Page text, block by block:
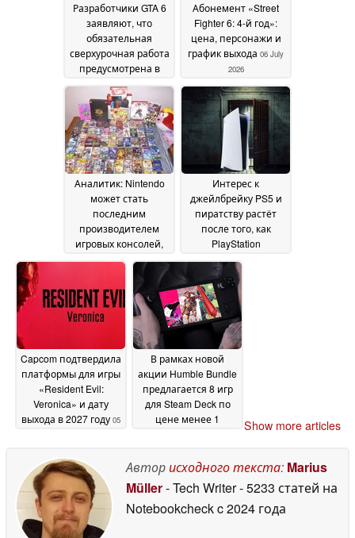
Разработчики GTA 6
заявляют, что
обязательная
сверхурочная работа
предусмотрена в
06 July 2026
Абонемент «Street
Fighter 6: 4-й год»:
цена, персонажи и
график выхода 06 July
2026
Аналитик: Nintendo
может стать
последним
производителем
игровых консолей,
физические игры
после того, как Sony
откажется от дисков
06 July 2026
Интерес к
джейлбрейку PS5 и
пиратству растёт
после того, как
PlayStation
выпуска физических
версий игр
Capcom подтвердила
платформы для игры
«Resident Evil:
Veronica» и дату
выхода в 2027 году 05
В рамках новой
акции Humble Bundle
предлагается 8 игр
для Steam Deck по
цене менее 1
Show more articles
Авторисходного текста: Marius
Müller- Tech Writer- 5233 статей на
Notebookcheckc 2024 года